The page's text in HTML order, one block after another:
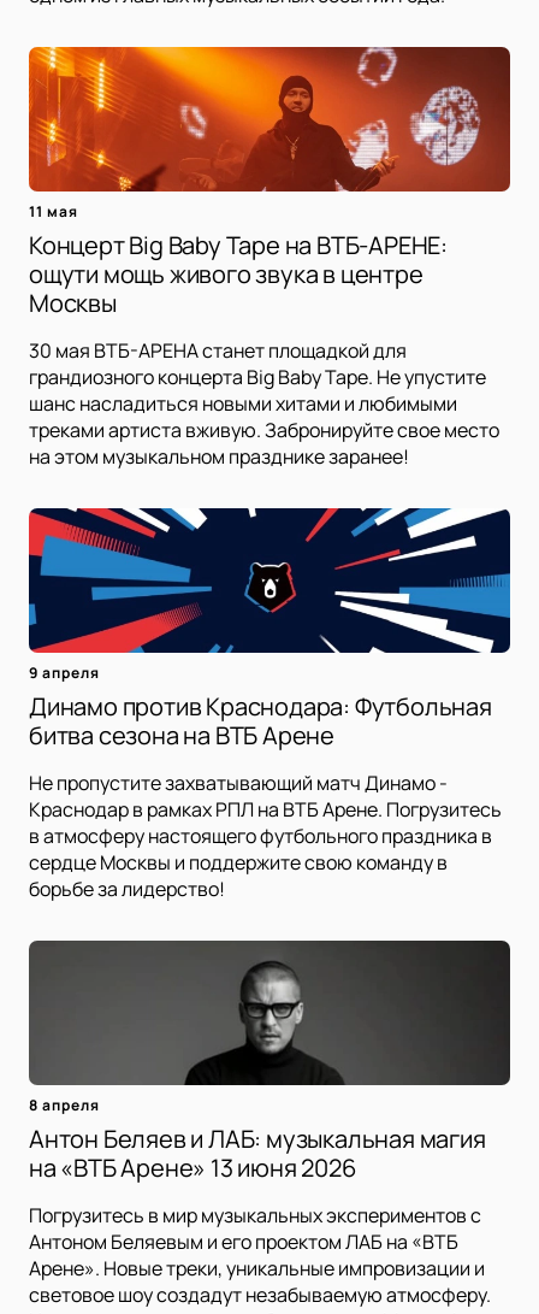
11 мая
Концерт Big Baby Tape на ВТБ-АРЕНЕ:
ощути мощь живого звука в центре
Москвы
30 мая ВТБ-АРЕНА станет площадкой для
грандиозного концерта Big Baby Tape. Не упустите
шанс насладиться новыми хитами и любимыми
треками артиста вживую. Забронируйте свое место
на этом музыкальном празднике заранее!
9 апреля
Динамо против Краснодара: Футбольная
битва сезона на ВТБ Арене
Не пропустите захватывающий матч Динамо -
Краснодар в рамках РПЛ на ВТБ Арене. Погрузитесь
в атмосферу настоящего футбольного праздника в
сердце Москвы и поддержите свою команду в
борьбе за лидерство!
8 апреля
Антон Беляев и ЛАБ: музыкальная магия
на «ВТБ Арене» 13 июня 2026
Погрузитесь в мир музыкальных экспериментов с
Антоном Беляевым и его проектом ЛАБ на «ВТБ
Арене». Новые треки, уникальные импровизации и
световое шоу создадут незабываемую атмосферу.